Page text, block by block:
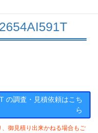
の調査・見積依頼はこち
ら
御見積り出来かねる場合もご